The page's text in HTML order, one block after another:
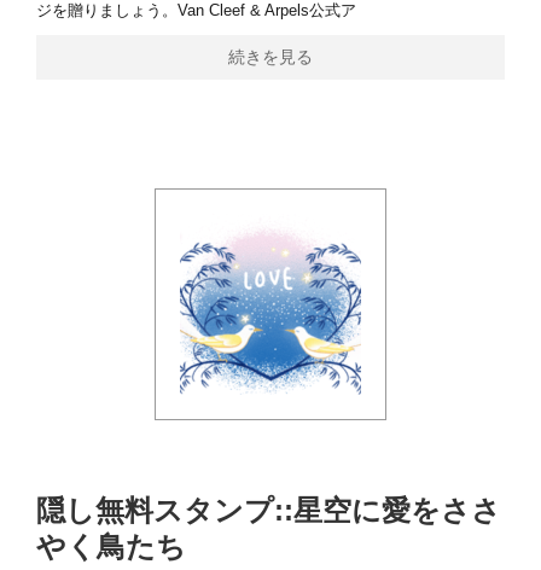
ジを贈りましょう。Van Cleef & Arpels公式ア
続きを見る
隠し無料スタンプ::星空に愛をささ
やく鳥たち